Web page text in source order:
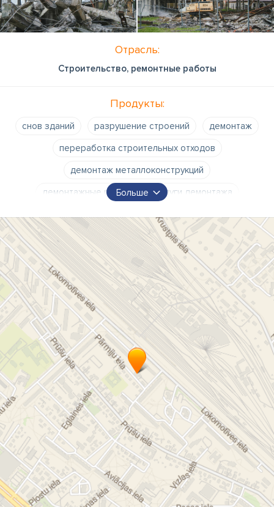
Отрасль:
Строительство, ремонтные работы
Продукты:
снов зданий разрушение строений
демонтаж
переработка строительных отходов
демонтаж металлоконструкций
демонтажные работы
услуги демонтажа
Больше